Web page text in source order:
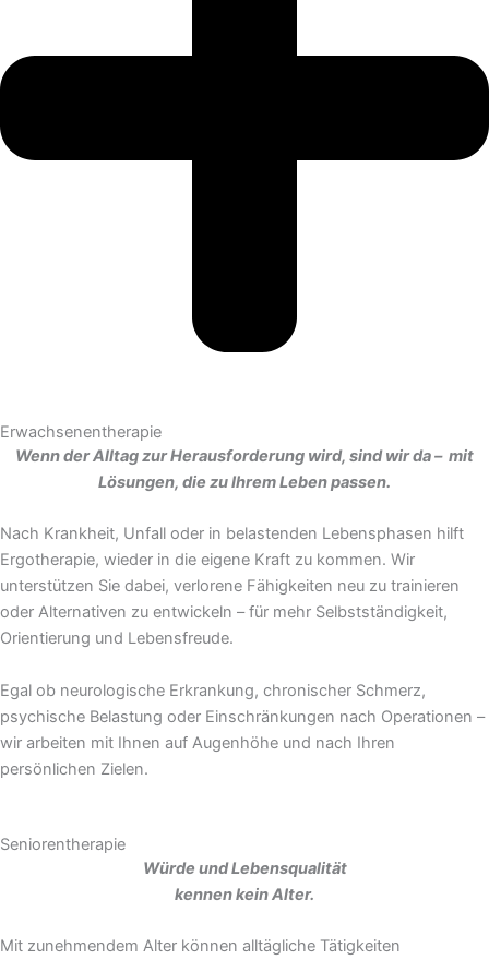
Erwachsenentherapie
Wenn der Alltag zur Herausforderung wird, sind wir da – mit
Lösungen, die zu Ihrem Leben passen.
Nach Krankheit, Unfall oder in belastenden Lebensphasen hilft
Ergotherapie, wieder in die eigene Kraft zu kommen. Wir
unterstützen Sie dabei, verlorene Fähigkeiten neu zu trainieren
oder Alternativen zu entwickeln – für mehr Selbstständigkeit,
Orientierung und Lebensfreude.
Egal ob neurologische Erkrankung, chronischer Schmerz,
psychische Belastung oder Einschränkungen nach Operationen –
wir arbeiten mit Ihnen auf Augenhöhe und nach Ihren
persönlichen Zielen.
Seniorentherapie
Würde und Lebensqualität
kennen kein Alter.
Mit zunehmendem Alter können alltägliche Tätigkeiten